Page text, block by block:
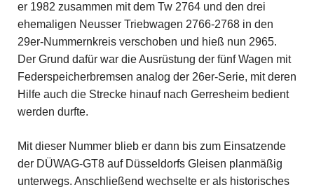
er 1982 zusammen mit dem Tw 2764 und den drei
ehemaligen Neusser Triebwagen 2766-2768 in den
29er-Nummernkreis verschoben und hieß nun 2965.
Der Grund dafür war die Ausrüstung der fünf Wagen mit
Federspeicherbremsen analog der 26er-Serie, mit deren
Hilfe auch die Strecke hinauf nach Gerresheim bedient
werden durfte.
Mit dieser Nummer blieb er dann bis zum Einsatzende
der DÜWAG-GT8 auf Düsseldorfs Gleisen planmäßig
unterwegs. Anschließend wechselte er als historisches